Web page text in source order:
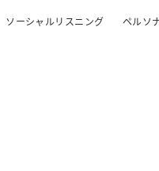
ソーシャルリスニング ペルソ